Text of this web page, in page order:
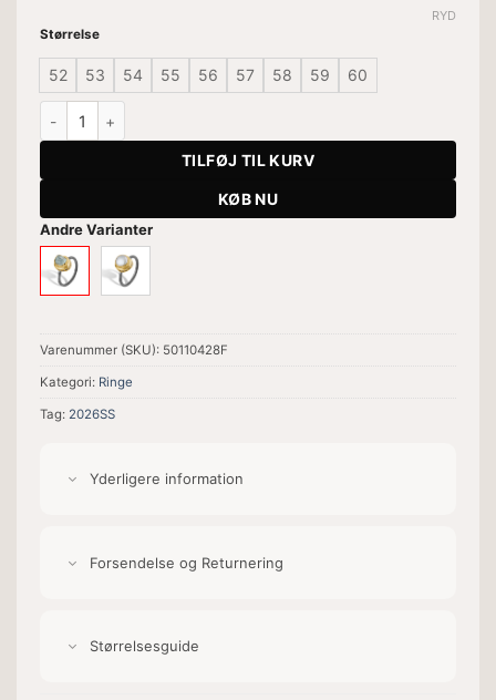
Størrelse
52 53 54 55 56 57 58 59 60
RYD
TILFØJ TIL KURV
KØB NU
Andre Varianter
Varenummer (SKU): 50110428F
Kategori: Ringe
Tag: 2026SS
Yderligere information
Forsendelse og Returnering
Størrelsesguide